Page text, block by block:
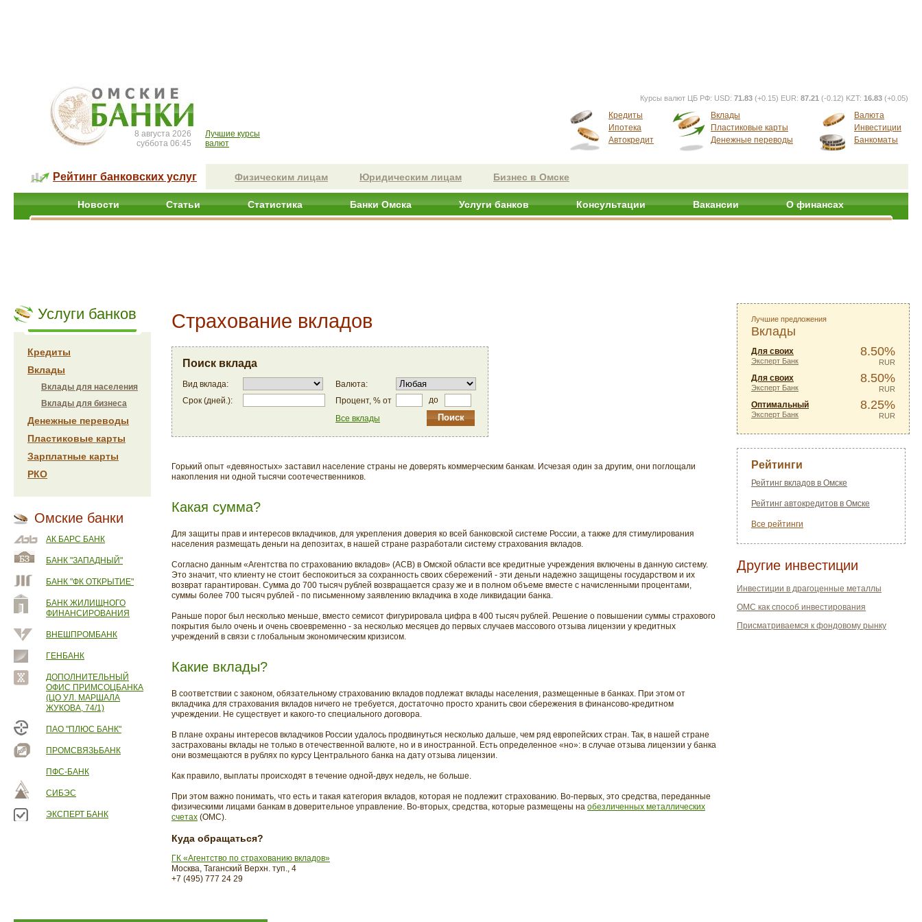
8 августа 2026
суббота 06:45
Лучшие курсы
валют
Курсы валют ЦБ РФ: USD: 71.83 (+0.15) EUR: 87.21 (-0.12) KZT: 16.83 (+0.05)
Кредиты
Ипотека
Автокредит
Вклады
Пластиковые карты
Денежные переводы
Валюта
Инвестиции
Банкоматы
Рейтинг банковских услуг Физическим лицам Юридическим лицам Бизнес в Омске
Новости Статьи Статистика Банки Омска Услуги банков Консультации Вакансии О финансах
Услуги банков
Кредиты
Вклады
Вклады для населения
Вклады для бизнеса
Денежные переводы
Пластиковые карты
Зарплатные карты
РКО
Омские банки
АК БАРС БАНК
БАНК "ЗАПАДНЫЙ"
БАНК "ФК ОТКРЫТИЕ"
БАНК ЖИЛИЩНОГО
ФИНАНСИРОВАНИЯ
ВНЕШПРОМБАНК
ГЕНБАНК
ДОПОЛНИТЕЛЬНЫЙ
ОФИС ПРИМСОЦБАНКА
(ЦО УЛ. МАРШАЛА
ЖУКОВА, 74/1)
ПАО "ПЛЮС БАНК"
ПРОМСВЯЗЬБАНК
ПФС-БАНК
СИБЭС
ЭКСПЕРТ БАНК
Страхование вкладов
Поиск вклада
Вид вклада:
Валюта:
Срок (дней.):
Процент, % от
до
Все вклады
Горький опыт «девяностых» заставил население страны не доверять коммерческим банкам. Исчезая один за другим, они поглощали
накопления ни одной тысячи соотечественников.
Какая сумма?
Для защиты прав и интересов вкладчиков, для укрепления доверия ко всей банковской системе России, а также для стимулирования
населения размещать деньги на депозитах, в нашей стране разработали систему страхования вкладов.
Согласно данным «Агентства по страхованию вкладов» (АСВ) в Омской области все кредитные учреждения включены в данную систему.
Это значит, что клиенту не стоит беспокоиться за сохранность своих сбережений - эти деньги надежно защищены государством и их
возврат гарантирован. Сумма до 700 тысяч рублей возвращается сразу же и в полном объеме вместе с начисленными процентами,
суммы более 700 тысяч рублей - по письменному заявлению вкладчика в ходе ликвидации банка.
Раньше порог был несколько меньше, вместо семисот фигурировала цифра в 400 тысяч рублей. Решение о повышении суммы страхового
покрытия было очень и очень своевременно - за несколько месяцев до первых случаев массового отзыва лицензии у кредитных
учреждений в связи с глобальным экономическим кризисом.
Какие вклады?
В соответствии с законом, обязательному страхованию вкладов подлежат вклады населения, размещенные в банках. При этом от
вкладчика для страхования вкладов ничего не требуется, достаточно просто хранить свои сбережения в финансово-кредитном
учреждении. Не существует и какого-то специального договора.
В плане охраны интересов вкладчиков России удалось продвинуться несколько дальше, чем ряд европейских стран. Так, в нашей стране
застрахованы вклады не только в отечественной валюте, но и в иностранной. Есть определенное «но»: в случае отзыва лицензии у банка
они возмещаются в рублях по курсу Центрального банка на дату отзыва лицензии.
Как правило, выплаты происходят в течение одной-двух недель, не больше.
При этом важно понимать, что есть и такая категория вкладов, которая не подлежит страхованию. Во-первых, это средства, переданные
физическими лицами банкам в доверительное управление. Во-вторых, средства, которые размещены на обезличенных металлических
счетах (ОМС).
Куда обращаться?
ГК «Агентство по страхованию вкладов»
Москва, Таганский Верхн. туп., 4
+7 (495) 777 24 29
Лучшие предложения
Вклады
Для своих
Эксперт Банк
8.50%
RUR
Для своих
Эксперт Банк
8.50%
RUR
Оптимальный
Эксперт Банк
8.25%
RUR
Рейтинги
Рейтинг вкладов в Омске
Рейтинг автокредитов в Омске
Все рейтинги
Другие инвестиции
Инвестиции в драгоценные металлы
ОМС как способ инвестирования
Присматриваемся к фондовому рынку